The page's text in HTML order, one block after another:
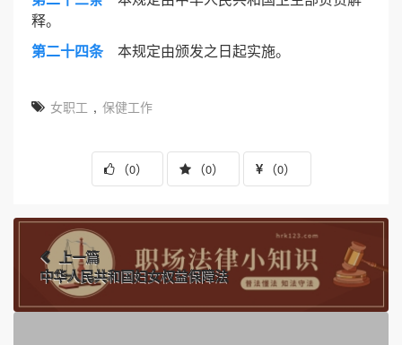
释。
第二十四条本规定由颁发之日起实施。
女职工 , 保健工作
（0） （0） （0）
上一篇
中华人民共和国妇女权益保障法